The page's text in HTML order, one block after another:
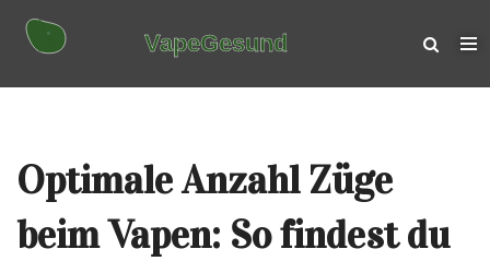
Optimale Anzahl Züge
beim Vapen: So findest du